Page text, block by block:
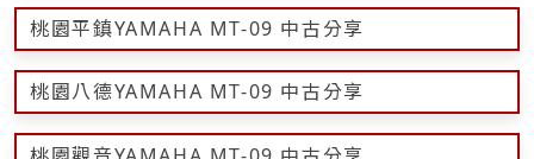
桃園平鎮YAMAHA MT-09 中古分享
桃園八德YAMAHA MT-09 中古分享